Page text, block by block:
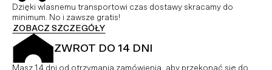
Dzięki wlasnemu transportowi czas dostawy skracamy do
minimum. No i zawsze gratis!
ZOBACZ SZCZEGÓŁY
ZWROT DO 14 DNI
Masz 14 dni od otrzymania zamówienia, aby przekonać się do